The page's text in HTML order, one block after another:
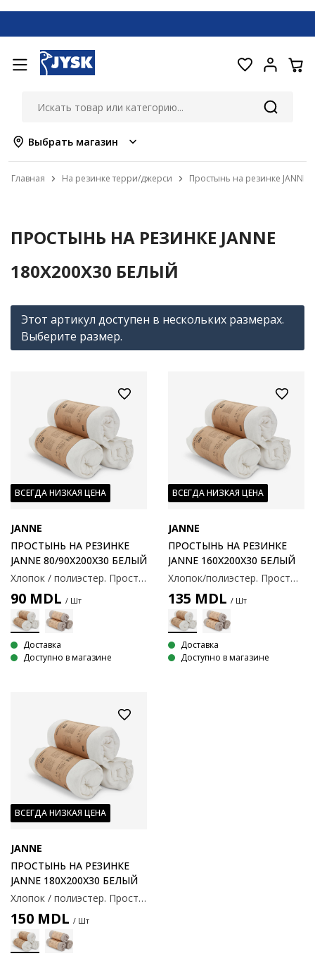
Выбрать магазин
Главная На резинке терри/джерси Простынь на резинке JANNE
ПРОСТЫНЬ НА РЕЗИНКЕ JANNE
180X200X30 БЕЛЫЙ
Этот артикул доступен в нескольких размерах.
Выберите размер.
ВСЕГДА НИЗКАЯ ЦЕНА
JANNE
ПРОСТЫНЬ НА РЕЗИНКЕ
JANNE 80/90X200X30 БЕЛЫЙ
Хлопок / полиэстер. Простыня на резинке подходит для матрасов с рамой, пружинами и пеной. С эластичными краями. 80/90x200x30 см
90 MDL / Шт
Доставка
Доступно в магазине
ВСЕГДА НИЗКАЯ ЦЕНА
JANNE
ПРОСТЫНЬ НА РЕЗИНКЕ
JANNE 160X200X30 БЕЛЫЙ
Хлопок/полиэстер. Простыня на резинке подходит для матрасов с рамой, пружинами и пеной. С эластичными краями. 160x200x30 см
135 MDL / Шт
Доставка
Доступно в магазине
ВСЕГДА НИЗКАЯ ЦЕНА
JANNE
ПРОСТЫНЬ НА РЕЗИНКЕ
JANNE 180X200X30 БЕЛЫЙ
Хлопок / полиэстер. Простыня на резинке подходит для матрасов с рамой, пружинами и пеной. С эластичными краями. 180x200x30 см
150 MDL / Шт